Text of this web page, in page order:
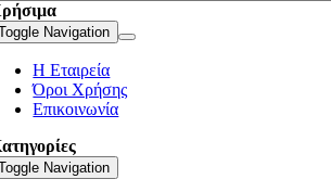
Navigation
Η Εταιρεία
Όροι Χρήσης
Επικοινωνία
Navigation